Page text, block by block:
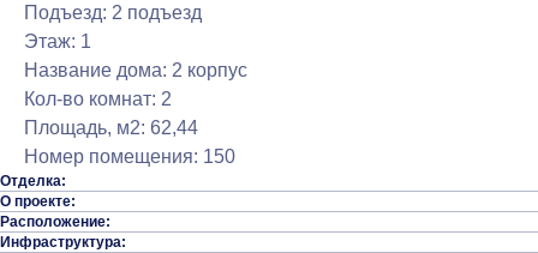
Подъезд: 2 подъезд
Этаж: 1
Название дома: 2 корпус
Кол-во комнат: 2
Площадь, м2: 62,44
Номер помещения: 150
Отделка:
О проекте:
Расположение:
Инфраструктура: